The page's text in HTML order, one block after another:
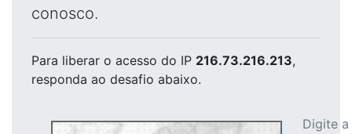
conosco.
Para liberar o acesso do IP 216.73.216.213,
responda ao desafio abaixo.
Digite